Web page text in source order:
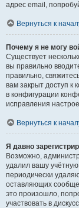
адрес email,
Вернуться к
Почему я не могу
Существует
вы правильно
правильно,
вам закрыт доступ к
в конфигурации
исправления
Вернуться к
Я давно
Возможно,
удалил вашу
периодически
оставляющих
это произошло,
участвовать в